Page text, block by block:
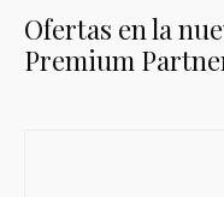
Ofertas en la
Premium